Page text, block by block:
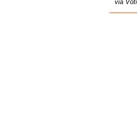
via